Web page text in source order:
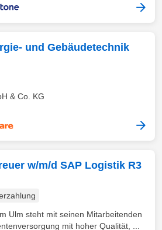
und Gebäudetechnik
& Co. KG
w/m/d SAP Logistik R3
Ulm steht mit seinen Mitarbeitenden
mit hoher Qualität, ...